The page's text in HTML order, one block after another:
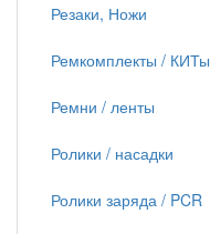
Резаки, Ножи
Ремкомплекты / КИТы
Ремни / ленты
Ролики / насадки
Ролики заряда / PCR